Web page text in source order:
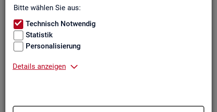
Bitte wählen Sie aus:
Technisch Notwendig
Statistik
Personalisierung
Details anzeigen
Deutsch­land, Län­der und Agen­tur­be­zir­ke
Bitte wäh­len Sie ein Thema aus
Arbeitszeit und Anforderungsniveau, sowie